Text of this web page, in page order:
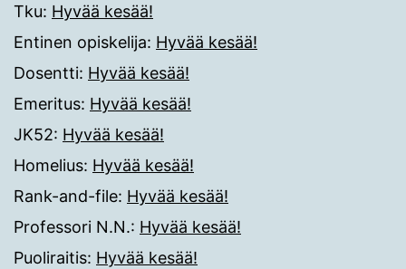
Tku: Hyvää kesää!
Entinen opiskelija: Hyvää kesää!
Dosentti: Hyvää kesää!
Emeritus: Hyvää kesää!
JK52: Hyvää kesää!
Homelius: Hyvää kesää!
Rank-and-file: Hyvää kesää!
Professori N.N.: Hyvää kesää!
Puoliraitis: Hyvää kesää!